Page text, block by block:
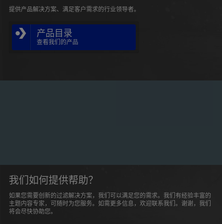
提供产品解决方案、满足客户需求的行业领导者。
产品目录
查看我们的产品
我们如何提供帮助？
如果您需要创新的过滤解决方案，我们可以满足您的需求。我们有经验丰富的
主题内容专家，可随时为您服务。如需更多信息，欢迎联系我们。谢谢，我们
将会尽快协助您。